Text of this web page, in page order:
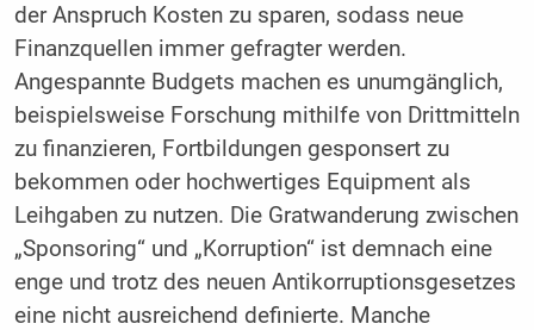
der Anspruch Kosten zu sparen, sodass neue
Finanzquellen immer gefragter werden.
Angespannte Budgets machen es unumgänglich,
beispielsweise Forschung mithilfe von Drittmitteln
zu finanzieren, Fortbildungen gesponsert zu
bekommen oder hochwertiges Equipment als
Leihgaben zu nutzen. Die Gratwanderung zwischen
„Sponsoring“ und „Korruption“ ist demnach eine
enge und trotz des neuen Antikorruptionsgesetzes
eine nicht ausreichend definierte. Manche